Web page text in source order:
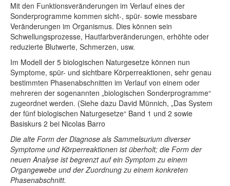
Mit den Funktionsveränderungen im Verlauf eines der
Sonderprogramme kommen sicht-, spür- sowie messbare
Veränderungen im Organismus. Dies können sein
Schwellungsprozesse, Hautfarbveränderungen, erhöhte oder
reduzierte Blutwerte, Schmerzen, usw.
Im Modell der 5 biologischen Naturgesetze können nun
Symptome, spür- und sichtbare Körperreaktionen, sehr genau
bestimmten Phasenabschnitten im Verlauf von einem oder
mehreren der sogenannten „biologischen Sonderprogramme“
zugeordnet werden. (Siehe dazu David Münnich, „Das System
der fünf biologischen Naturgesetze“ Band 1 und 2 sowie
Basiskurs 2 bei Nicolas Barro
Die alte Form der Diagnose als Sammelsurium diverser
Symptome und Körperreaktionen ist überholt; die Form der
neuen Analyse ist begrenzt auf ein Symptom zu einem
Organgewebe und der Zuordnung zu einem konkreten
Phasenabschnitt.